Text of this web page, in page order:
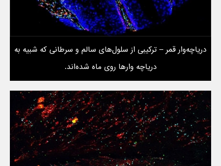
دریاچه‌وار قمر – ترکیبی از سلول‌های سالم و سرطانی که شبیه به
دریاچه وارها روی ماه شده‌اند.